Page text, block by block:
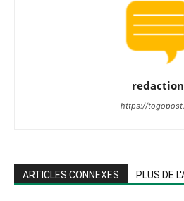
redaction
https://
ARTICLES CONNEXES PLUS DE